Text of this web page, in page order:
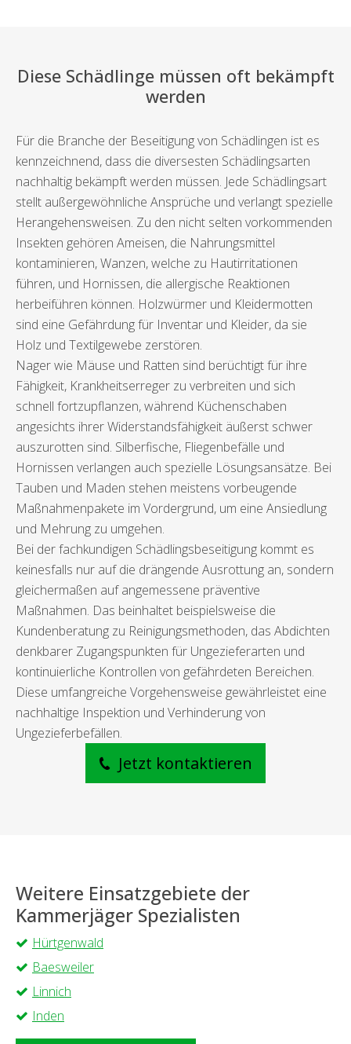
Diese Schädlinge müssen oft bekämpft
werden
Für die Branche der Beseitigung von Schädlingen ist es
kennzeichnend, dass die diversesten Schädlingsarten
nachhaltig bekämpft werden müssen. Jede Schädlingsart
stellt außergewöhnliche Ansprüche und verlangt spezielle
Herangehensweisen. Zu den nicht selten vorkommenden
Insekten gehören Ameisen, die Nahrungsmittel
kontaminieren, Wanzen, welche zu Hautirritationen
führen, und Hornissen, die allergische Reaktionen
herbeiführen können. Holzwürmer und Kleidermotten
sind eine Gefährdung für Inventar und Kleider, da sie
Holz und Textilgewebe zerstören.
Nager wie Mäuse und Ratten sind berüchtigt für ihre
Fähigkeit, Krankheitserreger zu verbreiten und sich
schnell fortzupflanzen, während Küchenschaben
angesichts ihrer Widerstandsfähigkeit äußerst schwer
auszurotten sind. Silberfische, Fliegenbefälle und
Hornissen verlangen auch spezielle Lösungsansätze. Bei
Tauben und Maden stehen meistens vorbeugende
Maßnahmenpakete im Vordergrund, um eine Ansiedlung
und Mehrung zu umgehen.
Bei der fachkundigen Schädlingsbeseitigung kommt es
keinesfalls nur auf die drängende Ausrottung an, sondern
gleichermaßen auf angemessene präventive
Maßnahmen. Das beinhaltet beispielsweise die
Kundenberatung zu Reinigungsmethoden, das Abdichten
denkbarer Zugangspunkten für Ungezieferarten und
kontinuierliche Kontrollen von gefährdeten Bereichen.
Diese umfangreiche Vorgehensweise gewährleistet eine
nachhaltige Inspektion und Verhinderung von
Ungezieferbefällen.
Jetzt kontaktieren
Weitere Einsatzgebiete der
Kammerjäger Spezialisten
Hürtgenwald
Baesweiler
Linnich
Inden